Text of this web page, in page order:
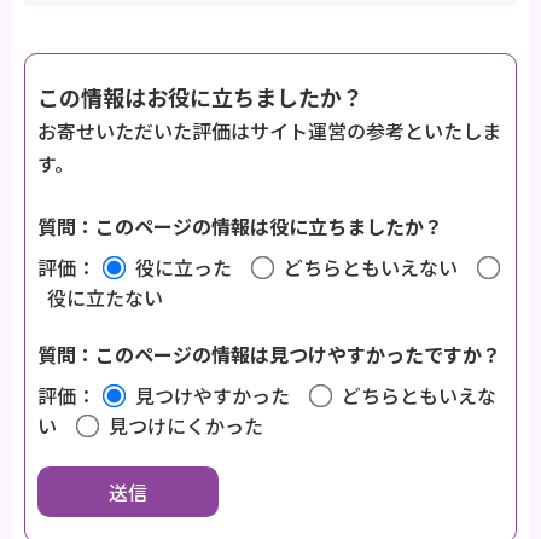
この情報はお役に立ちましたか？
お寄せいただいた評価はサイト運営の参考といたしま
す。
質問：このページの情報は役に立ちましたか？
評価：
役に立った
どちらともいえない
役に立たない
質問：このページの情報は見つけやすかったですか？
評価：
見つけやすかった
どちらともいえな
い
見つけにくかった